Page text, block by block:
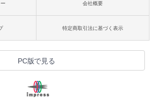
会社概要
特定商取引法に基づく表示
PC版で見る